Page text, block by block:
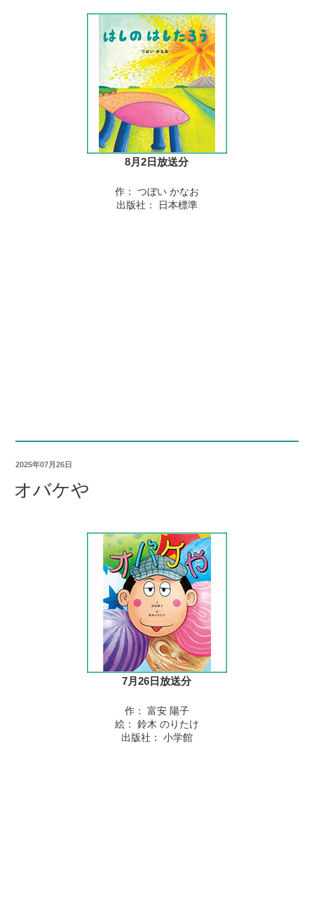
8月2日放送分
作： つぼい かなお
出版社： 日本標準
2025年07月26日
オバケや
7月26日放送分
作： 富安 陽子
絵： 鈴木 のりたけ
出版社： 小学館